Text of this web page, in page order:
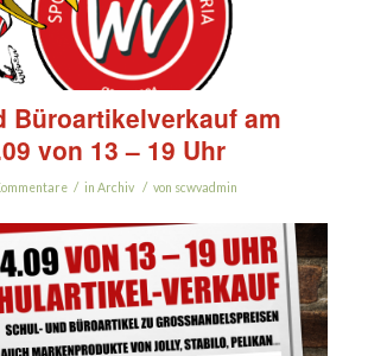
Büroartikelverkauf am
von 13 – 19 Uhr
/ in Archiv / von scwvadmin